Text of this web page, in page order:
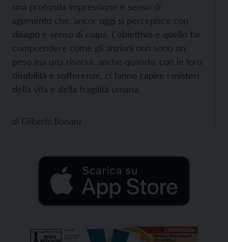
una profonda impressione e senso di
sgomento che, ancor oggi si percepisce con
disagio e senso di colpa. L'obiettivo è quello far
comprendere come gli anziani non sono un
peso ma una risorsa, anche quando, con le loro
disabilità e sofferenze, ci fanno capire i misteri
della vita e della fragilità umana.
di Gilberto Bonani